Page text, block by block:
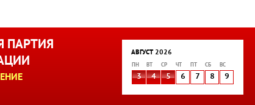
ПАРТИЯ
АВГУСТ 2026
ПН ВТ СР ЧТ СБ ВС
3 4 5 6 7 8 9